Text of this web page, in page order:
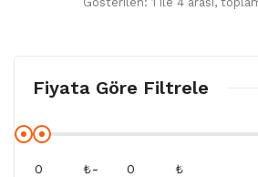
Fiyata Göre Filtrele
₺- ₺